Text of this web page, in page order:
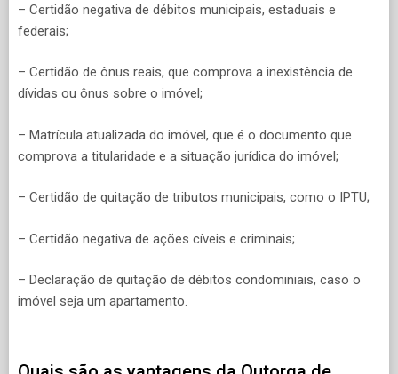
– Certidão negativa de débitos municipais, estaduais e
federais;
– Certidão de ônus reais, que comprova a inexistência de
dívidas ou ônus sobre o imóvel;
– Matrícula atualizada do imóvel, que é o documento que
comprova a titularidade e a situação jurídica do imóvel;
– Certidão de quitação de tributos municipais, como o IPTU;
– Certidão negativa de ações cíveis e criminais;
– Declaração de quitação de débitos condominiais, caso o
imóvel seja um apartamento.